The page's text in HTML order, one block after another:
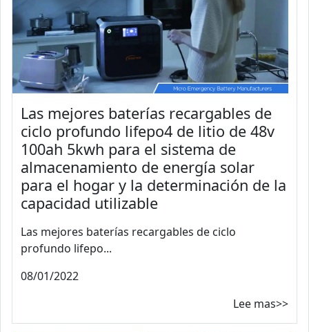
Las mejores baterías recargables de
ciclo profundo lifepo4 de litio de 48v
100ah 5kwh para el sistema de
almacenamiento de energía solar
para el hogar y la determinación de la
capacidad utilizable
Las mejores baterías recargables de ciclo
profundo lifepo...
08/01/2022
Lee mas>>